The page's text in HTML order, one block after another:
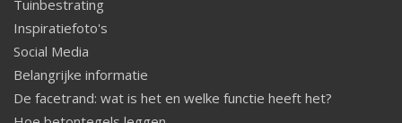
Tuinbestrating
Inspiratiefoto's
Social Media
Belangrijke informatie
De facetrand: wat is het en welke functie heeft het?